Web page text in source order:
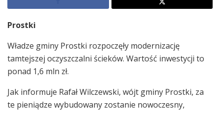
Prostki
Władze gminy Prostki rozpoczęły modernizację
tamtejszej oczyszczalni ścieków. Wartość inwestycji to
ponad 1,6 mln zł.
Jak informuje Rafał Wilczewski, wójt gminy Prostki, za
te pieniądze wybudowany zostanie nowoczesny,